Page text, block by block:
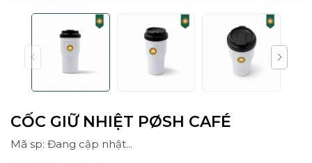
CỐC GIỮ NHIỆT PØSH CAFÉ
Mã sp: Đang cập nhật...